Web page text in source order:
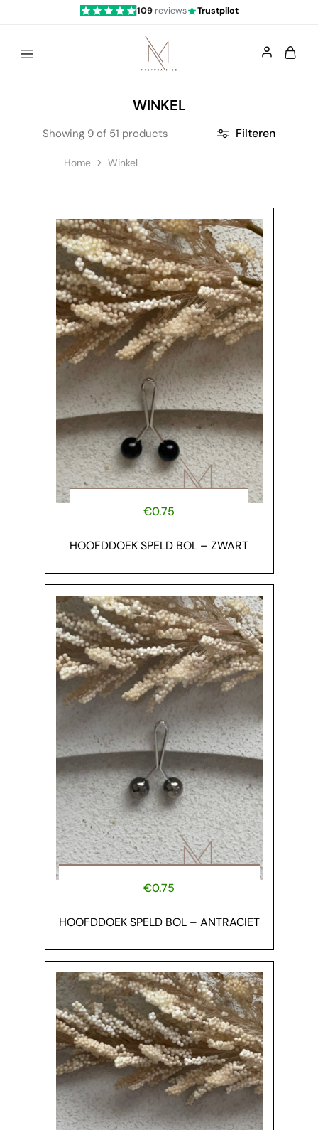
109reviews Trustpilot
Mestoramies
WINKEL
Home Winkel
Filteren
Showing 9 of 51 products
HOOFDDOEK SPELD BOL – ZWART
€0.75
HOOFDDOEK SPELD BOL – ANTRACIET
€0.75